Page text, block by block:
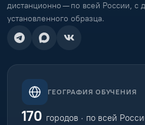
дистанционно — по всей России, с
установленного образца.
ГЕОГРАФИЯ ОБУЧЕНИЯ
170 городов · по всей